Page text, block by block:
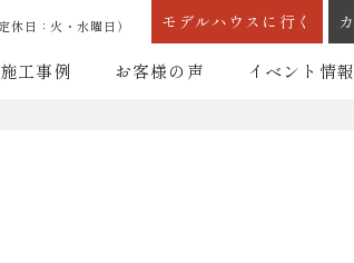
休日：火・水曜日） モデルハウスに行く
施工事例 お客様の声 イベント情報